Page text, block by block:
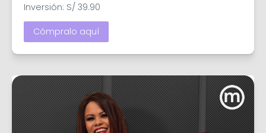
Inversión: S/ 39.90
Cómpralo aquí